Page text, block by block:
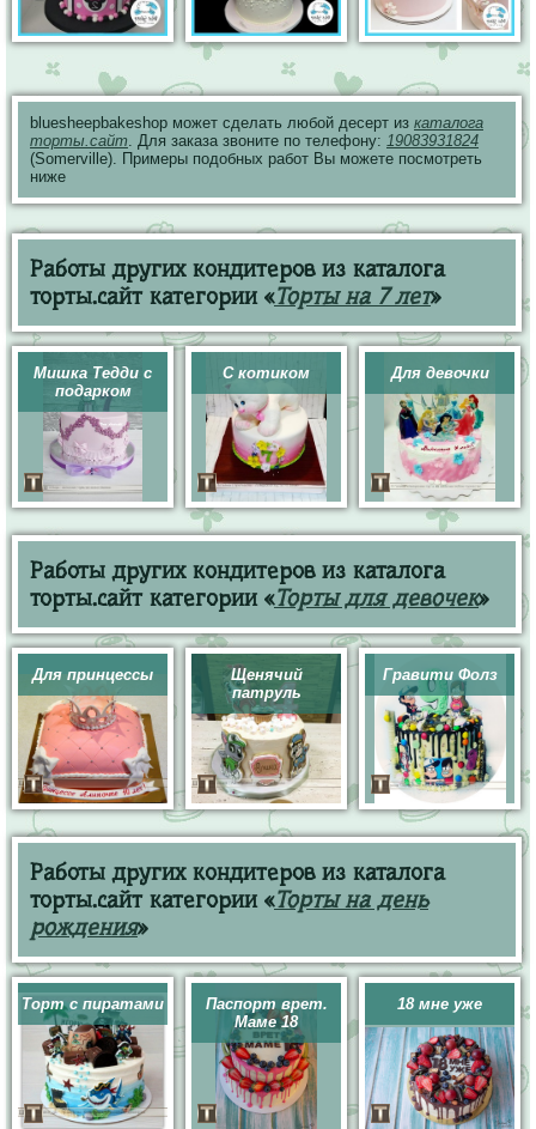
bluesheepbakeshop может сделать любой десерт из каталога
торты.сайт. Для заказа звоните по телефону: 19083931824
(Somerville). Примеры подобных работ Вы можете посмотреть
ниже
Работы других кондитеров из каталога
торты.сайт категории «Торты на 7 лет»
Мишка Тедди с
подарком
С котиком Для девочки
Работы других кондитеров из каталога
торты.сайт категории «Торты для девочек»
Для принцессы
Щенячий
патруль
Гравити Фолз
Работы других кондитеров из каталога
торты.сайт категории «Торты на день
рождения»
Торт с пиратами
Паспорт врет.
Маме 18
18 мне уже